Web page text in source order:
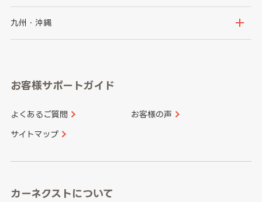
山梨県
愛知県
京都府
和歌山県
鳥取県
山口県
香川県 愛媛県
九州・沖縄
長崎県
大分県 宮崎県
お客様サポートガイド
よくあるご質問 お客様の声
サイトマップ
カーネクストについて